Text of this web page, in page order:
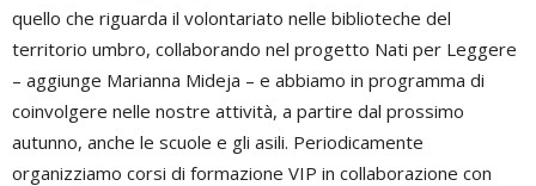
quello che riguarda il volontariato nelle biblioteche del
territorio umbro, collaborando nel progetto Nati per Leggere
– aggiunge Marianna Mideja – e abbiamo in programma di
coinvolgere nelle nostre attività, a partire dal prossimo
autunno, anche le scuole e gli asili. Periodicamente
organizziamo corsi di formazione VIP in collaborazione con